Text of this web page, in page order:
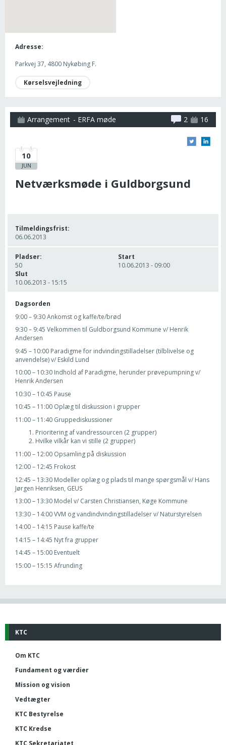
Adresse:
Parkvej 37, 4800 Nykøbing F.
Kørselsvejledning
Arrangement - ERFA møde 16
2
10
JUN
Netværksmøde i Guldborgsund
Tilmeldingsfrist:
06.06.2013
Pladser:
50
Start
10.06.2013 - 09:00
Slut
10.06.2013 - 15:15
Dagsorden
9:00 – 9:30 Ankomst og kaffe/te/brød
9:30 – 9:45 Velkommen til Guldborgsund Kommune v/ Henrik
Andersen
9:45 – 10:00 Paradigme for indvindingstilladelser (tilblivelse og
anvendelse) v/ Eskild Lund
10:00 – 10:30 Indhold af Paradigme, herunder prøvepumpning v/
Henrik Andersen
10:30 – 10:45 Pause
10:45 – 11:00 Oplæg til diskussion i grupper
11:00 – 11:40 Gruppediskussioner
Prioritering af vandressourcen (2 grupper)
Hvilke vilkår kan vi stille (2 grupper)
11:00 – 12:00 Opsamling på diskussion
12:00 – 12:45 Frokost
12:45 – 13:30 Modeller oplæg og plads til mange spørgsmål v/ Hans
Jørgen Henriksen, GEUS
13:00 – 13:30 Model v/ Carsten Christiansen, Køge Kommune
13:30 – 14:00 VVM og vandindvindingstilladelser v/ Naturstyrelsen
14:00 – 14:15 Pause kaffe/te
14:15 – 14:45 Nyt fra grupper
14:45 – 15:00 Eventuelt
15:00 – 15:15 Afrunding
KTC
Om KTC
Fundament og værdier
Mission og vision
Vedtægter
KTC Bestyrelse
KTC Kredse
KTC Sekretariatet